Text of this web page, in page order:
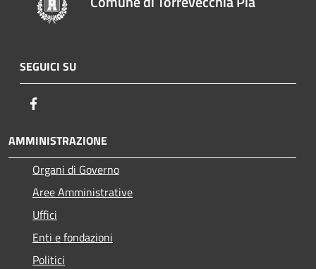
SEGUICI SU
AMMINISTRAZIONE
Organi di Governo
Aree Amministrative
Uffici
Enti e fondazioni
Politici